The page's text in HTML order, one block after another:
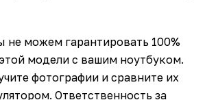
можем гарантировать 100%
модели с вашим ноутбуком.
фотографии и сравните их
Ответственность за